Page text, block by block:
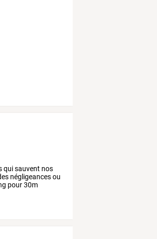
quisauvent nos
négligeancesou
pour30m